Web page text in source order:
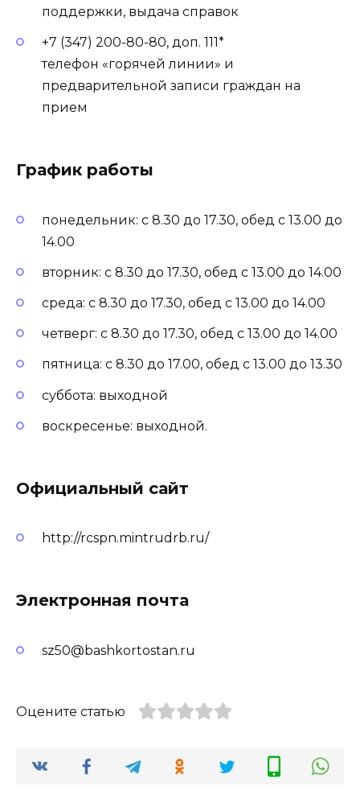
поддержки, выдача справок
+7 (347) 200-80-80, доп. 111*
телефон «горячей линии» и
предварительной записи граждан на
прием
График работы
понедельник: с 8.30 до 17.30, обед с 13.00 до
14.00
вторник: с 8.30 до 17.30, обед с 13.00 до 14.00
среда: с 8.30 до 17.30, обед с 13.00 до 14.00
четверг: с 8.30 до 17.30, обед с 13.00 до 14.00
пятница: с 8.30 до 17.00, обед с 13.00 до 13.30
суббота: выходной
воскресенье: выходной.
Официальный сайт
http://rcspn.mintrudrb.ru/
Электронная почта
sz50@bashkortostan.ru
Оцените статью